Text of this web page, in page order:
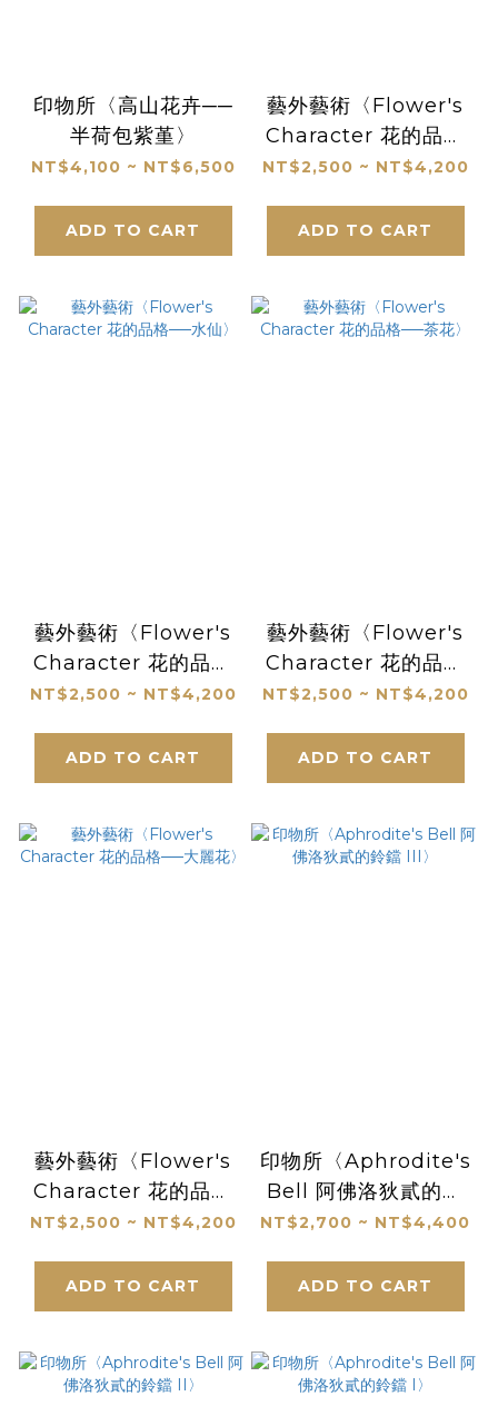
印物所〈高山花卉──
半荷包紫堇〉
NT$4,100 ~ NT$6,500
ADD TO CART
藝外藝術〈Flower's
Character 花的品格
──曇花〉
NT$2,500 ~ NT$4,200
ADD TO CART
藝外藝術〈Flower's
Character 花的品格
──水仙〉
NT$2,500 ~ NT$4,200
ADD TO CART
藝外藝術〈Flower's
Character 花的品格
──茶花〉
NT$2,500 ~ NT$4,200
ADD TO CART
藝外藝術〈Flower's
Character 花的品格
──大麗花〉
NT$2,500 ~ NT$4,200
ADD TO CART
印物所〈Aphrodite's
Bell 阿佛洛狄貳的鈴
鐺 III〉
NT$2,700 ~ NT$4,400
ADD TO CART